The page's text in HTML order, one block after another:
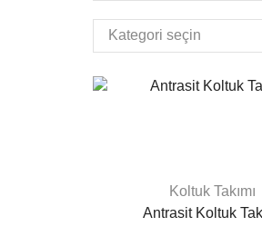
Koltuk Takımı
Antrasit Koltuk